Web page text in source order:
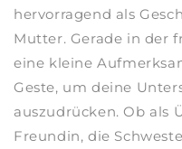
hervorragend als
Mutter. Gerade in der
eine kleine
Geste, um deine
auszudrücken. Ob als
Freundin, die